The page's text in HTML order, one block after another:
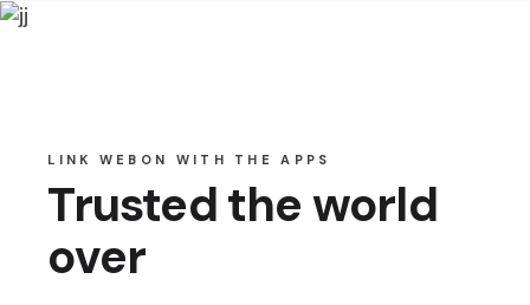
LINK WEBON WITH THE APPS
Trusted the world
over